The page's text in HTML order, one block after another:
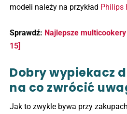
modeli należy na przykład Philips
Sprawdź: Najlepsze
15]
Dobry wypiekacz
na co zwrócić
Jak to zwykle bywa przy